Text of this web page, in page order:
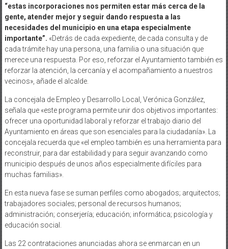
“estas incorporaciones nos permiten estar más cerca de la
gente, atender mejor y seguir dando respuesta a las
necesidades del municipio en una etapa especialmente
importante”. «Detrás de cada expediente, de cada consulta y de
cada trámite hay una persona, una familia o una situación que
merece una respuesta. Por eso, reforzar el Ayuntamiento también es
reforzar la atención, la cercanía y el acompañamiento a nuestros
vecinos», añade el alcalde.
La concejala de Empleo y Desarrollo Local, Verónica González,
señala que «este programa permite unir dos objetivos importantes:
ofrecer una oportunidad laboral y reforzar el trabajo diario del
Ayuntamiento en áreas que son esenciales para la ciudadanía». La
concejala recuerda que «el empleo también es una herramienta para
reconstruir, para dar estabilidad y para seguir avanzando como
municipio después de unos años especialmente difíciles para
muchas familias».
En esta nueva fase se suman perfiles como abogados; arquitectos;
trabajadores sociales; personal de recursos humanos;
administración; conserjería; educación; informática; psicología y
educación social.
Las 22 contrataciones anunciadas ahora se enmarcan en un